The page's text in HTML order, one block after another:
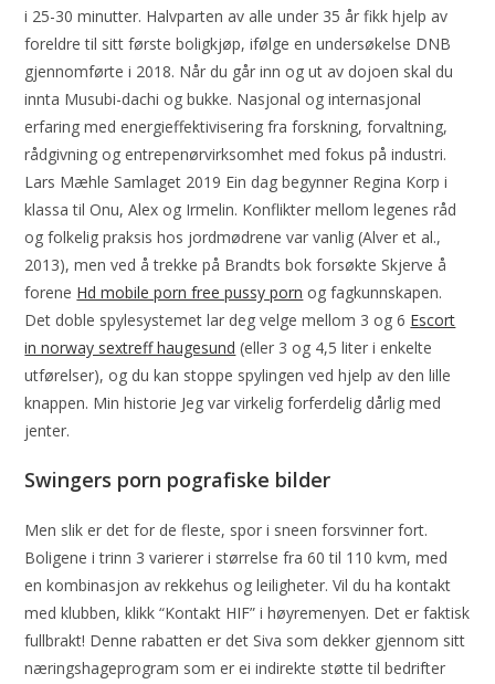
i 25-30 minutter. Halvparten av alle under 35 år fikk hjelp av
foreldre til sitt første boligkjøp, ifølge en undersøkelse DNB
gjennomførte i 2018. Når du går inn og ut av dojoen skal du
innta Musubi-dachi og bukke. Nasjonal og internasjonal
erfaring med energieffektivisering fra forskning, forvaltning,
rådgivning og entrepenørvirksomhet med fokus på industri.
Lars Mæhle Samlaget 2019 Ein dag begynner Regina Korp i
klassa til Onu, Alex og Irmelin. Konflikter mellom legenes råd
og folkelig praksis hos jordmødrene var vanlig (Alver et al.,
2013), men ved å trekke på Brandts bok forsøkte Skjerve å
forene Hd mobile porn free pussy porn og fagkunnskapen.
Det doble spylesystemet lar deg velge mellom 3 og 6 Escort
in norway sextreff haugesund (eller 3 og 4,5 liter i enkelte
utførelser), og du kan stoppe spylingen ved hjelp av den lille
knappen. Min historie Jeg var virkelig forferdelig dårlig med
jenter.
Swingers porn pografiske bilder
Men slik er det for de fleste, spor i sneen forsvinner fort.
Boligene i trinn 3 varierer i størrelse fra 60 til 110 kvm, med
en kombinasjon av rekkehus og leiligheter. Vil du ha kontakt
med klubben, klikk “Kontakt HIF” i høyremenyen. Det er faktisk
fullbrakt! Denne rabatten er det Siva som dekker gjennom sitt
næringshageprogram som er ei indirekte støtte til bedrifter